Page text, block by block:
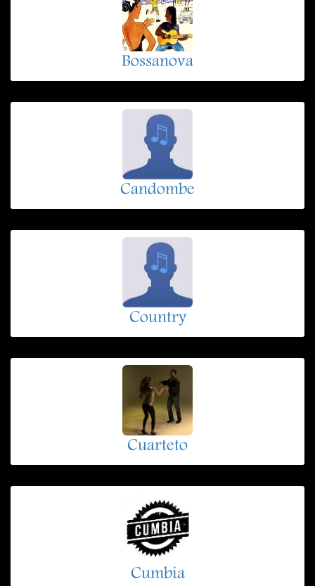
Bossanova
Candombe
Country
Cuarteto
Cumbia